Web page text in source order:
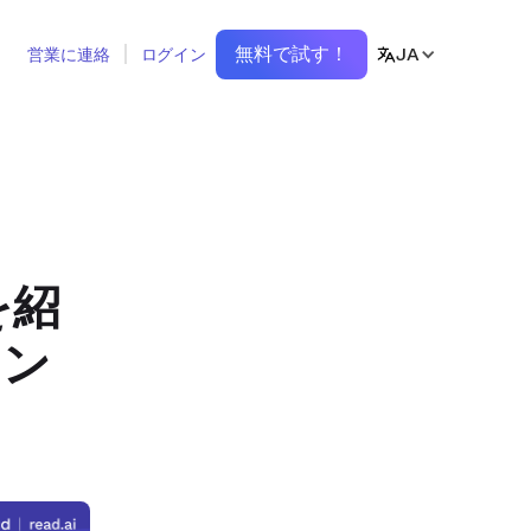
営業に連絡 ログイン 無料で試す！ JA
紹